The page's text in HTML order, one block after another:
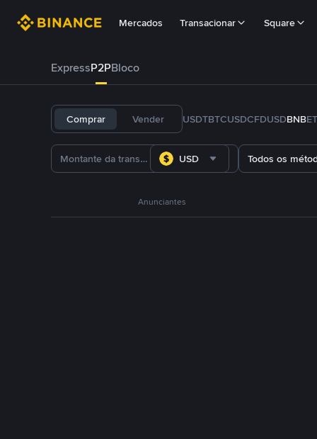
Mercados Transacionar Square
ExpressP2PBloco
Comprar Vender USDTBTCUSDCFDUSDBNB
USD Todos os
Anunciantes